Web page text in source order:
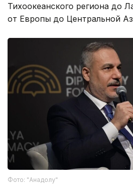
Тихоокеанского региона до
от Европы до Центральной
Фото: "Анадолу"